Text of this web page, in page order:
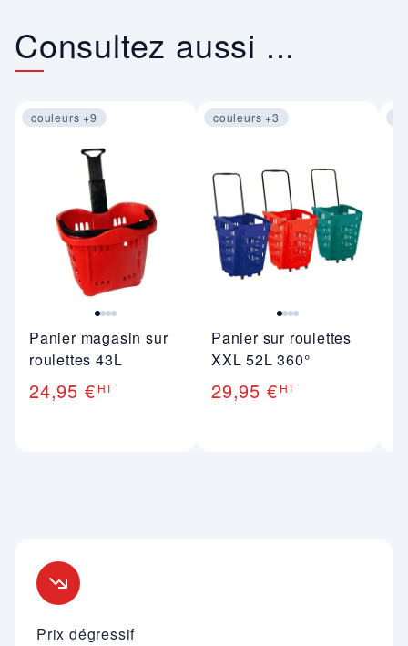
Consultez aussi ...
couleurs +9
Image 1 sur 4
Panier magasin sur
roulettes 43L
24,95 € HT
couleurs +3
Panier sur roulettes
XXL 52L 360°
29,95 € HT
Prix dégressif